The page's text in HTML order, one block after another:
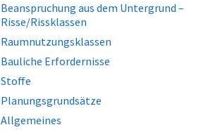
Beanspruchung aus dem Untergrund –
Risse/Rissklassen
Raumnutzungsklassen
Bauliche Erfordernisse
Stoffe
Planungsgrundsätze
Allgemeines